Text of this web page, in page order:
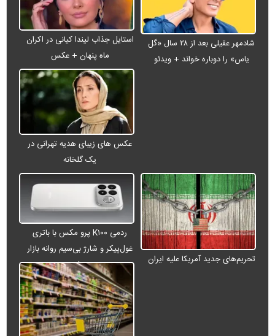
شادمهر عقیلی بعد از ۲۸ سال «گل
یاس» را دوباره خواند + ویدئو
استایل جذاب لیندا کیانی در اکران
ماه پنهان + عکس
عکس های زیبای هدیه تهرانی در
یک گلخانه
تحریم‌های جدید آمریکا علیه ایران
ردمی K۱۰۰ پرو مکس با باتری
غول‌پیکر و شارژ بی‌سیم روانه بازار
می‌شود